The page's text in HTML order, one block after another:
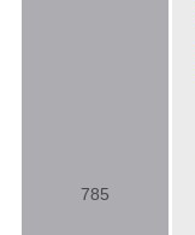
785